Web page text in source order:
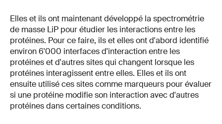
Elles et ils ont maintenant développé la spectrométrie
de masse LiP pour étudier les interactions entre les
protéines. Pour ce faire, ils et elles ont d'abord identifié
environ 6'000 interfaces d'interaction entre les
protéines et d'autres sites qui changent lorsque les
protéines interagissent entre elles. Elles et ils ont
ensuite utilisé ces sites comme marqueurs pour évaluer
si une protéine modifie son interaction avec d'autres
protéines dans certaines conditions.